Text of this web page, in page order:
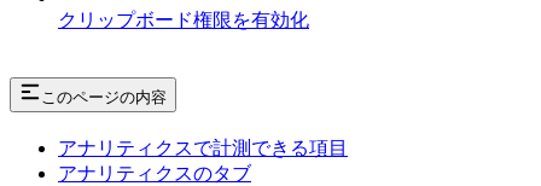
クリップボード権限を有効化
このページの内容
アナリティクスで計測できる項目
アナリティクスのタブ